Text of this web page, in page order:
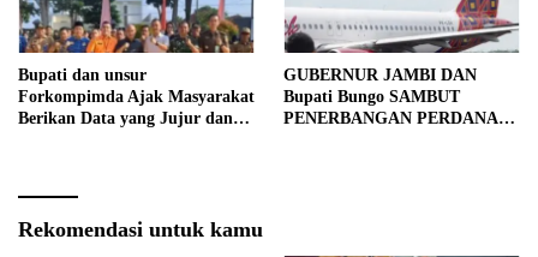
Bupati dan unsur
Forkompimda Ajak Masyarakat
Berikan Data yang Jujur dan
GUBERNUR JAMBI DAN
Bupati Bungo SAMBUT
PENERBANGAN PERDANA
Rekomendasi untuk kamu